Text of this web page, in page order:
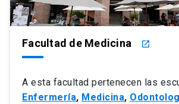
Facultad de Medicina launch
A esta facultad pertenecen las
Enfermería, Medicina,